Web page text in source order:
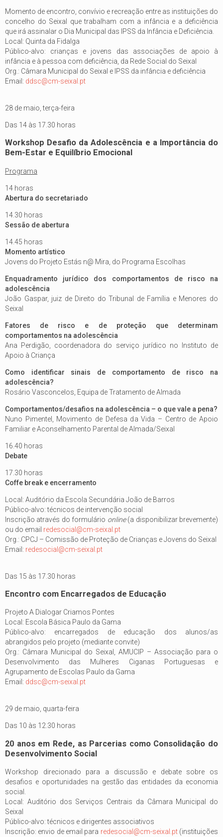
Momento de encontro, convívio e recreação entre as instituições do
concelho do Seixal que trabalham com a infância e a deficiência
que irá assinalar o Dia Municipal das IPSS da Infância e Deficiência.
Local: Quinta da Fidalga
Público-alvo: crianças e jovens das associações de apoio à
infância e à pessoa com deficiência, da Rede Social do Seixal
Org.: Câmara Municipal do Seixal e IPSS da infância e deficiência
Email: ddsc@cm-seixal.pt
28 de maio, terça-feira
Das 14 às 17.30 horas
Workshop Desafio da Adolescência e a Importância do
Bem-Estar e Equilíbrio Emocional
Programa
14 horas
Abertura do secretariado
14.30 horas
Sessão de abertura
14.45 horas
Momento artístico
Jovens do Projeto Estás n@ Mira, do Programa Escolhas
Enquadramento jurídico dos comportamentos de risco na
adolescência
João Gaspar, juiz de Direito do Tribunal de Família e Menores do
Seixal
Fatores de risco e de proteção que determinam
comportamentos na adolescência
Ana Perdigão, coordenadora do serviço jurídico no Instituto de
Apoio à Criança
Como identificar sinais de comportamento de risco na
adolescência?
Rosário Vasconcelos, Equipa de Tratamento de Almada
Comportamentos/desafios na adolescência – o que vale a pena?
Nuno Pimentel, Movimento de Defesa da Vida – Centro de Apoio
Familiar e Aconselhamento Parental de Almada/Seixal
16.40 horas
Debate
17.30 horas
Coffe break e encerramento
Local: Auditório da Escola Secundária João de Barros
Público-alvo: técnicos de intervenção social
Inscrição através do formulário online(a disponibilizar brevemente)
ou do email redesocial@cm-seixal.pt
Org.: CPCJ – Comissão de Proteção de Crianças e Jovens do Seixal
Email: redesocial@cm-seixal.pt
Das 15 às 17.30 horas
Encontro com Encarregados de Educação
Projeto A Dialogar Criamos Pontes
Local: Escola Básica Paulo da Gama
Público-alvo: encarregados de educação dos alunos/as
abrangidos pelo projeto (mediante convite)
Org.: Câmara Municipal do Seixal, AMUCIP – Associação para o
Desenvolvimento das Mulheres Ciganas Portuguesas e
Agrupamento de Escolas Paulo da Gama
Email: ddsc@cm-seixal.pt
29 de maio, quarta-feira
Das 10 às 12.30 horas
20 anos em Rede, as Parcerias como Consolidação do
Desenvolvimento Social
Workshop direcionado para a discussão e debate sobre os
desafios e oportunidades na gestão das entidades da economia
social.
Local: Auditório dos Serviços Centrais da Câmara Municipal do
Seixal
Público-alvo: técnicos e dirigentes associativos
Inscrição: envio de email para redesocial@cm-seixal.pt(instituições